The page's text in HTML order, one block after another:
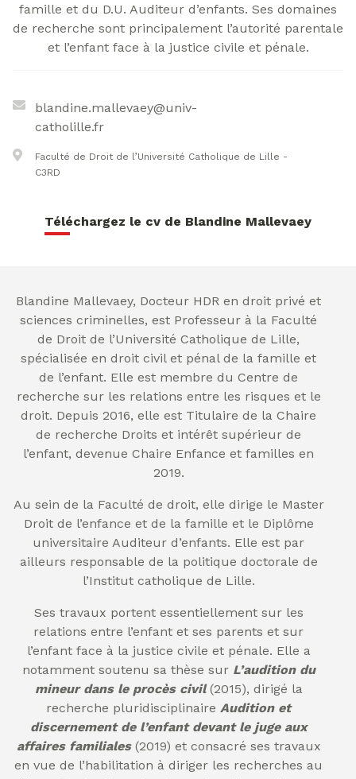
famille et du D.U. Auditeur d’enfants. Ses domaines
de recherche sont principalement l’autorité parentale
et l’enfant face à la justice civile et pénale.
blandine.mallevaey@univ-
catholille.fr
Faculté de Droit de l’Université Catholique de Lille -
C3RD
Téléchargez le cv de Blandine Mallevaey
Blandine Mallevaey, Docteur HDR en droit privé et
sciences criminelles, est Professeur à la Faculté
de Droit de l’Université Catholique de Lille,
spécialisée en droit civil et pénal de la famille et
de l’enfant. Elle est membre du Centre de
recherche sur les relations entre les risques et le
droit. Depuis 2016, elle est Titulaire de la Chaire
de recherche Droits et intérêt supérieur de
l’enfant, devenue Chaire Enfance et familles en
2019.
Au sein de la Faculté de droit, elle dirige le Master
Droit de l’enfance et de la famille et le Diplôme
universitaire Auditeur d’enfants. Elle est par
ailleurs responsable de la politique doctorale de
l’Institut catholique de Lille.
Ses travaux portent essentiellement sur les
relations entre l’enfant et ses parents et sur
l’enfant face à la justice civile et pénale. Elle a
notamment soutenu sa thèse sur L’audition du
mineur dans le procès civil (2015), dirigé la
recherche pluridisciplinaire Audition et
discernement de l’enfant devant le juge aux
affaires familiales (2019) et consacré ses travaux
en vue de l’habilitation à diriger les recherches au